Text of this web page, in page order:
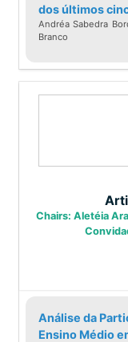
dos últimos
Andréa Sabedra
Branco
Chairs: Aletéia
Análise da
Ensino Médio